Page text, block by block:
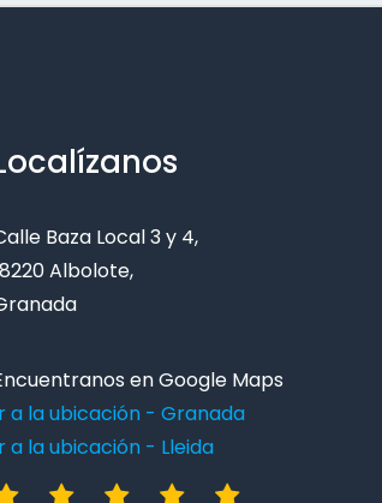
Baza Local 3 y 4,
Albolote,
en Google Maps
a la ubicación - Granada
a la ubicación - Lleida